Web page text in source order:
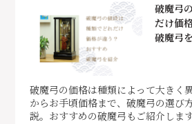
破魔弓
だけ価
破魔弓
破魔弓の価格は種類によって大きく
からお手頃価格まで、破魔弓の選び
説。おすすめの破魔弓もご紹介しま